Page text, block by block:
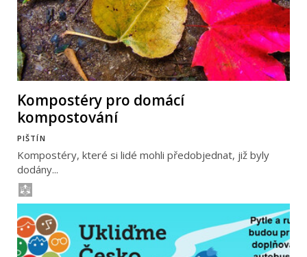
Kompostéry pro domácí
kompostování
PIŠTÍN
Kompostéry, které si lidé mohli předobjednat, již byly
dodány...